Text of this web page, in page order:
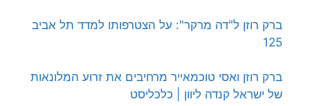
ברק רוזן ל"דה מרקר": על הצטרפותו למדד תל אביב
125
ברק רוזן ואסי טוכמאייר מרחיבים את זרוע המלונאות
של ישראל קנדה ליוון | כלכליסט